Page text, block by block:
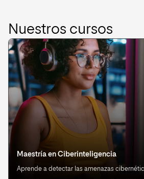
Nuestros cursos
Maestría en Ciberinteligencia
Aprende a detectar las amenazas